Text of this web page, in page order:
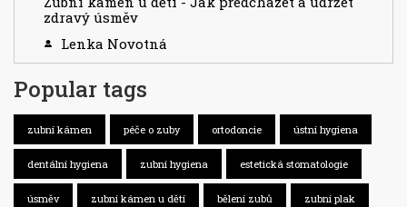
zdravý úsměv
Lenka Novotná
Popular tags
zubní kámen péče o zuby ortodoncie ústní hygiena
dentální hygiena zubní hygiena estetická stomatologie
úsměv zubní kámen u dětí bělení zubů zubní plak